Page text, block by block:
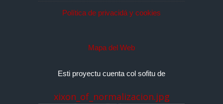
Política de privacidá y cookies
Mapa del Web
Esti proyectu cuenta col sofitu de
xixon_of_normalizacion.jpg